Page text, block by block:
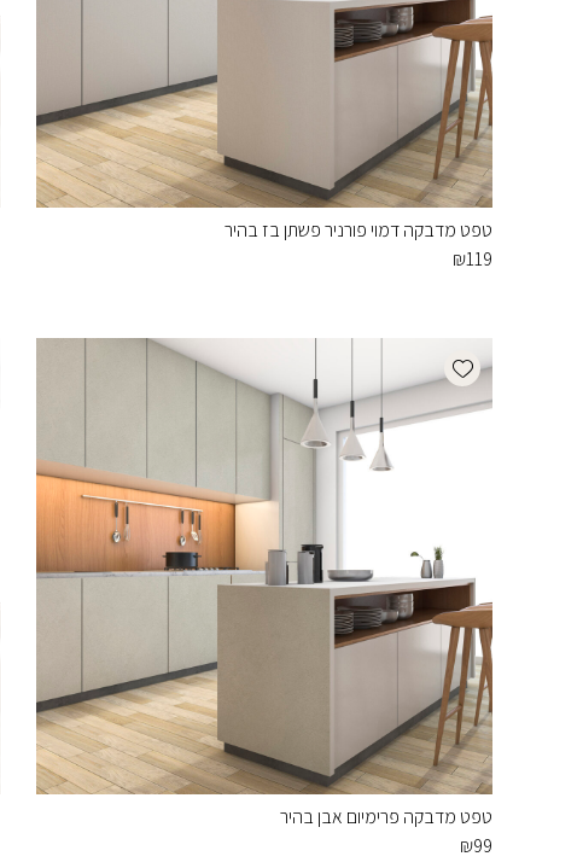
טפט מדבקה דמוי פורניר פשתן בז בהיר
₪119
Add wishlist
טפט מדבקה פרימיום אבן בהיר
₪99